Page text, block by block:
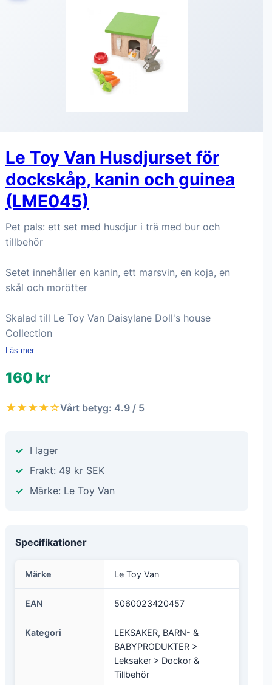
Le Toy Van Husdjurset för
dockskåp, kanin och guinea
(LME045)
Pet pals: ett set med husdjur i trä med bur och
tillbehör
Setet innehåller en kanin, ett marsvin, en koja, en
skål och morötter
Skalad till Le Toy Van Daisylane Doll's house
Collection
Läs mer
160 kr
★★★★☆Vårt betyg: 4.9 / 5
I lager
Frakt: 49 kr SEK
Märke: Le Toy Van
Specifikationer
Märke Le Toy Van
EAN 5060023420457
Kategori
LEKSAKER, BARN- &
BABYPRODUKTER >
Leksaker > Dockor &
Tillbehör